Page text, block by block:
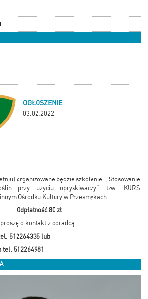
OGŁOSZENIE
03.02.2022
organizowane będzie szkolenie „ Stosowanie
przy użyciu opryskiwaczy” tzw. KURS
Ośrodku Kultury w Przesmykach
Odpłatność 80 zł
o kontakt z doradcą
512264335 lub
tel. 512264981